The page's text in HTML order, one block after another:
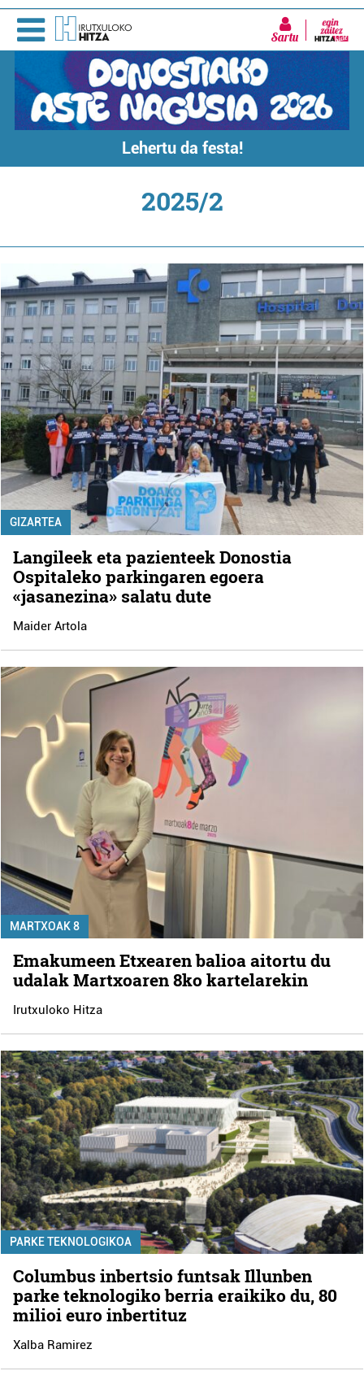
Sartu
Lehertu da festa!
2025/2
GIZARTEA
Langileek eta pazienteek Donostia
Ospitaleko parkingaren egoera
«jasanezina» salatu dute
Maider Artola
MARTXOAK 8
Emakumeen Etxearen balioa aitortu du
udalak Martxoaren 8ko kartelarekin
Irutxuloko Hitza
PARKE TEKNOLOGIKOA
Columbus inbertsio funtsak Illunben
parke teknologiko berria eraikiko du, 80
milioi euro inbertituz
Xalba Ramirez